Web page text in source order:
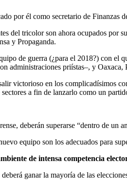
por él como secretario de Finanzas
del tricolor son ahora ocupados por
y Propaganda.
de guerra (¿para el 2018?) con el
administraciones priístas–, y
victorioso en los complicadísimos
a fin de lanzarlo como un
deberán superarse “dentro de un
equipo son los adecuados para
de intensa competencia
ganar la mayoría de las